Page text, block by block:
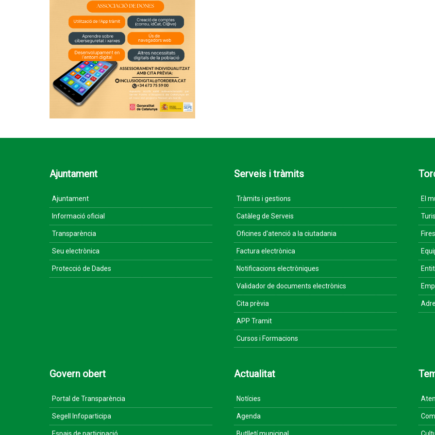
Ajuntament
Ajuntament
Informació oficial
Transparència
Seu electrònica
Protecció de Dades
Serveis i tràmits
Tràmits i gestions
Catàleg de Serveis
Oficines d'atenció a la ciutadania
Factura electrònica
Notificacions electròniques
Validador de documents electrònics
Cita prèvia
APP Tramit
Cursos i Formacions
El
Govern obert
Portal de Transparència
Segell Infoparticipa
Actualitat
Notícies
Agenda